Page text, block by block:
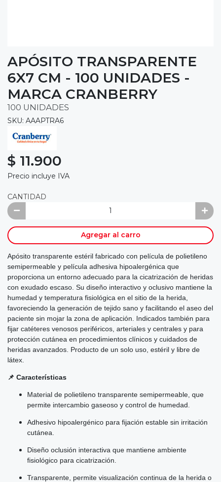
APÓSITO TRANSPARENTE
6X7 CM - 100 UNIDADES -
MARCA CRANBERRY
100 UNIDADES
SKU: AAAPTRA6
$ 11.900
Precio incluye IVA
CANTIDAD
Agregar al carro
Apósito transparente estéril fabricado con película de polietileno
semipermeable y película adhesiva hipoalergénica que
proporciona un entorno adecuado para la cicatrización de heridas
con exudado escaso. Su diseño interactivo y oclusivo mantiene la
humedad y temperatura fisiológica en el sitio de la herida,
favoreciendo la generación de tejido sano y facilitando el aseo del
paciente sin mojar la zona de aplicación. Indicados también para
fijar catéteres venosos periféricos, arteriales y centrales y para
protección cutánea en procedimientos clínicos y cuidados de
heridas avanzados. Producto de un solo uso, estéril y libre de
látex.
📌 Características
Material de polietileno transparente semipermeable, que
permite intercambio gaseoso y control de humedad.
Adhesivo hipoalergénico para fijación estable sin irritación
cutánea.
Diseño oclusión interactiva que mantiene ambiente
fisiológico para cicatrización.
Transparente, permite visualización continua de la herida o